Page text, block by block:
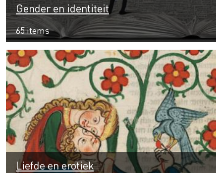
Gender en identiteit
65 items
Liefde en erotiek